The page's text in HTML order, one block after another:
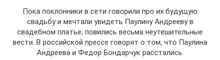
Пока поклонники в сети говорили про их будущую
свадьбу и мечтали увидеть Паулину Андрееву в
свадебном платье, повились весьма неутешительные
вести. В российской прессе говорят о том, что Паулина
Андреева и Федор Бондарчук расстались.